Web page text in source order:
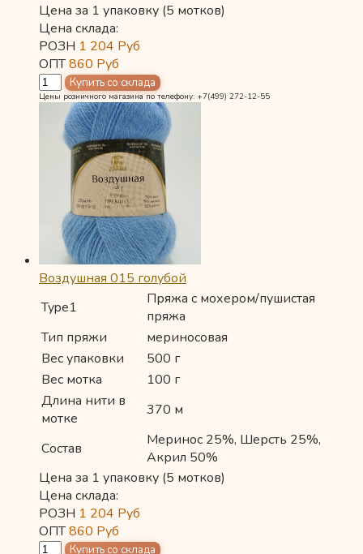
Цена за 1 упаковку (5 мотков)
Цена склада:
РОЗН 1 204 Руб
ОПТ860 Руб
Цены розничного магазина по телефону: +7(499) 272-12-55
Воздушная 015 голубой
Type1
Пряжа с мохером/пушистая
пряжа
Тип пряжи
мериносовая
Вес упаковки
500 г
Вес мотка
100 г
Длина нити в
мотке
370 м
Состав
Меринос 25%, Шерсть 25%,
Акрил 50%
Цена за 1 упаковку (5 мотков)
Цена склада:
РОЗН 1 204 Руб
ОПТ860 Руб